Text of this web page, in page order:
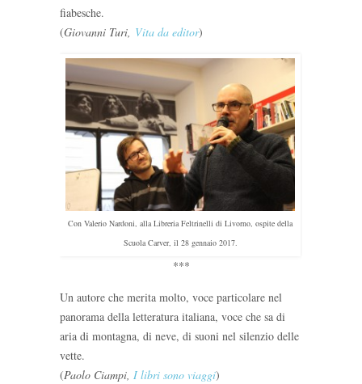
fiabesche.
(Giovanni Turi, Vita da editor)
Con Valerio Nardoni, alla Libreria Feltrinelli di Livorno, ospite della
Scuola Carver, il 28 gennaio 2017.
***
Un autore che merita molto, voce particolare nel
panorama della letteratura italiana, voce che sa di
aria di montagna, di neve, di suoni nel silenzio delle
vette.
(Paolo Ciampi, I libri sono viaggi)